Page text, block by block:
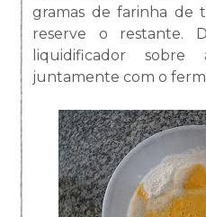
gramas de farinha de
reserve o restante.
liquidificador
juntamente com o